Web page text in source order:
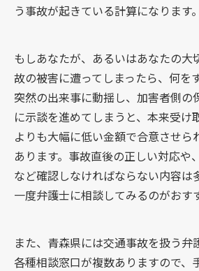
う事故が起きている計算になります。
もしあなたが、あるいはあなたの大
故の被害に遭ってしまったら、何を
突然の出来事に動揺し、加害者側の
に示談を進めてしまうと、本来受け
よりも大幅に低い金額で合意させら
あります。事故直後の正しい対応や
など確認しなければならない内容は
一度弁護士に相談してみるのがおす
また、青森県には交通事故を扱う弁
各種相談窓口が複数ありますので、